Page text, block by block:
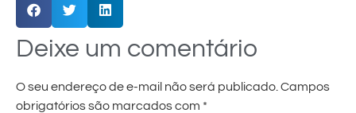
Deixe um comentário
O seu endereço de e-mail não será publicado. Campos
obrigatórios são marcados com *